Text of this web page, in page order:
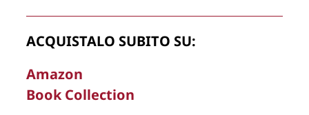
La Direzione stabilisce insindacabilmente di inserire,
rimuovere, oscurare, modificare, immagini e testi del sito, a
Copyright © 2026Lisa Bernardini
ACQUISTALO SUBITO SU:
Amazon
Book Collection